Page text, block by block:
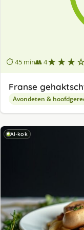
⏱ 45 min👥 4
Franse
Avondeten &
AI-kok